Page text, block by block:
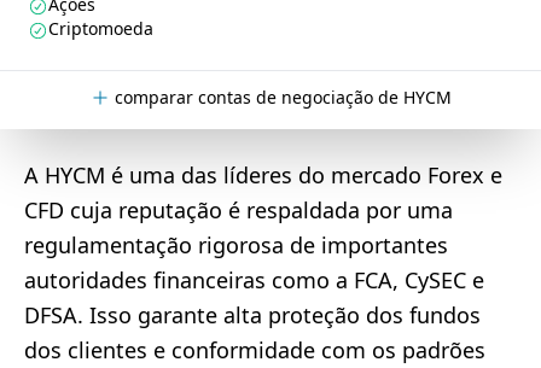
Criptomoeda
comparar contas de negociação de HYCM
A HYCM é uma das líderes do mercado Forex e
CFD cuja reputação é respaldada por uma
regulamentação rigorosa de importantes
autoridades financeiras como a FCA, CySEC e
DFSA. Isso garante alta proteção dos fundos
dos clientes e conformidade com os padrões